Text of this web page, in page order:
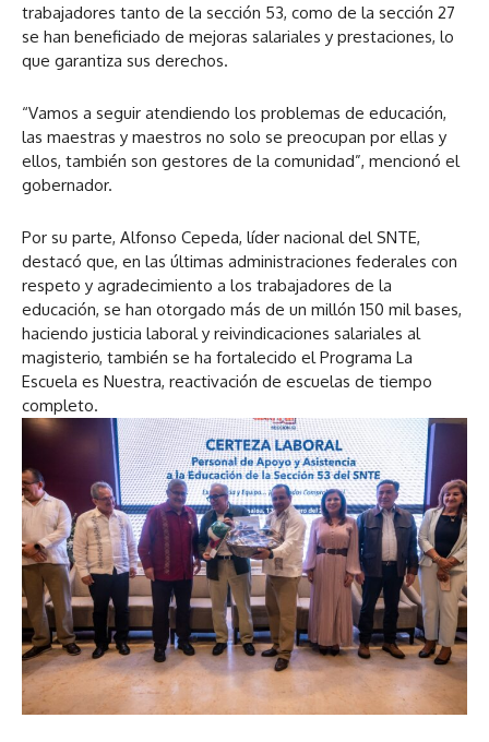
trabajadores tanto de la sección 53, como de la sección 27
se han beneficiado de mejoras salariales y prestaciones, lo
que garantiza sus derechos.
“Vamos a seguir atendiendo los problemas de educación,
las maestras y maestros no solo se preocupan por ellas y
ellos, también son gestores de la comunidad”, mencionó el
gobernador.
Por su parte, Alfonso Cepeda, líder nacional del SNTE,
destacó que, en las últimas administraciones federales con
respeto y agradecimiento a los trabajadores de la
educación, se han otorgado más de un millón 150 mil bases,
haciendo justicia laboral y reivindicaciones salariales al
magisterio, también se ha fortalecido el Programa La
Escuela es Nuestra, reactivación de escuelas de tiempo
completo.